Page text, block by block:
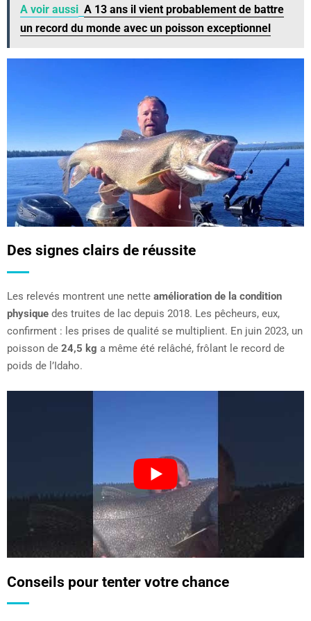
A voir aussi A 13 ans il vient probablement de battre
un record du monde avec un poisson exceptionnel
Des signes clairs de réussite
Les relevés montrent une nette amélioration de la condition
physique des truites de lac depuis 2018. Les pêcheurs, eux,
confirment : les prises de qualité se multiplient. En juin 2023, un
poisson de 24,5 kg a même été relâché, frôlant le record de
poids de l’Idaho.
Conseils pour tenter votre chance